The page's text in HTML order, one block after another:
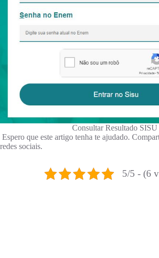
Consultar Resultado SISU
Espero que este artigo tenha te ajudado.
redes sociais.
5/5 - (6